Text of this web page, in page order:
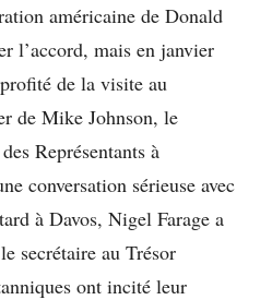
américaine de Donald
l’accord, mais en janvier
de la visite au
de Mike Johnson, le
Représentants à
conversation sérieuse avec
à Davos, Nigel Farage a
secrétaire au Trésor
ont incité leur